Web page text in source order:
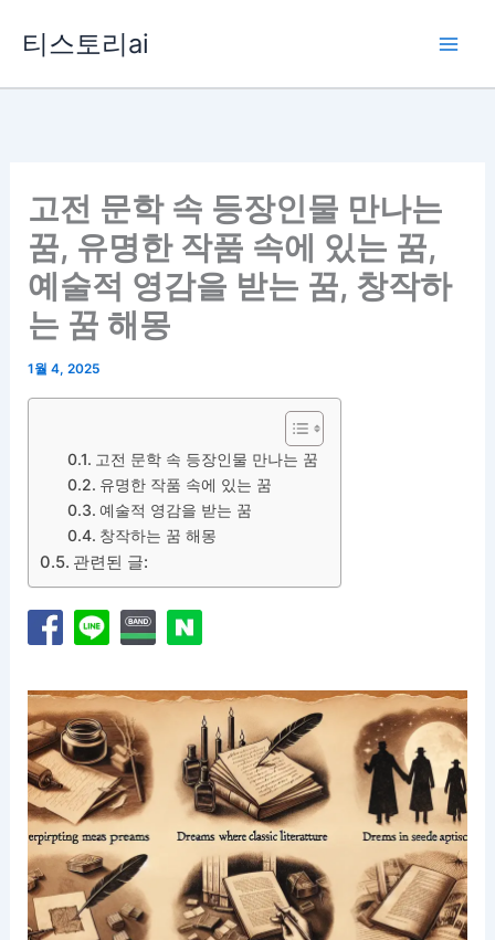
티스토리ai
고전 문학 속 등장인물 만나는
꿈, 유명한 작품 속에 있는 꿈,
예술적 영감을 받는 꿈, 창작하
는 꿈 해몽
1월 4, 2025
고전 문학 속 등장인물 만나는 꿈
유명한 작품 속에 있는 꿈
예술적 영감을 받는 꿈
창작하는 꿈 해몽
관련된 글: